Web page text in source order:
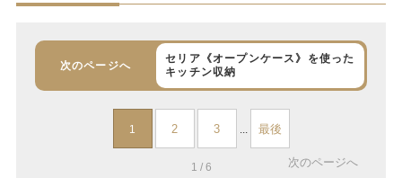
次のページへ
セリア《オープンケース》を使った
キッチン収納
1 2 3 ... 最後
1 / 6 次のページへ